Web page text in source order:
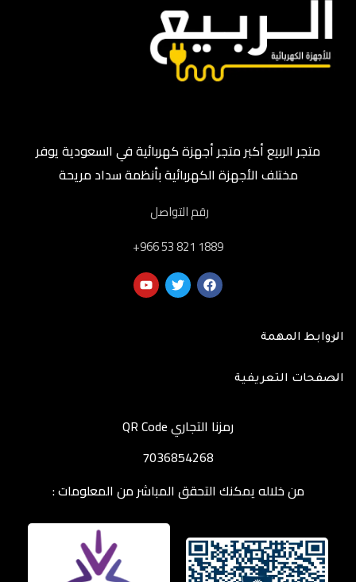
متجر الربيع أكبر متجر أجهزة كهربائية في السعودية يوفر
مختلف الأجهزة الكهربائية بأنظمة سداد مريحة
رقم التواصل
‎+966 53 821 1889
الروابط المهمة
الصفحات التعريفية
رمزنا التجاري QR Code
7036854268
من خلاله يمكنك التحقق المباشر من المعلومات :